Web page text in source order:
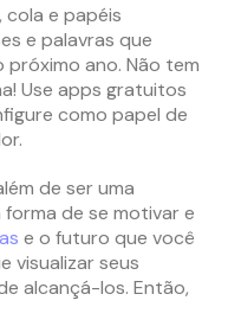
cola e papéis
e palavras que
ano. Não tem
Use apps gratuitos
como papel de
de ser uma
de se motivar e
e o futuro que você
visualizar seus
alcançá-los. Então,